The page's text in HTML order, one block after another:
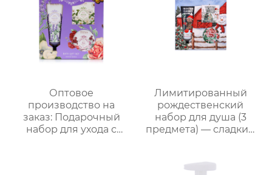
младенцев
Оптовое
производство на
заказ: Подарочный
набор для ухода с
Лимитированный
рождественский
набор для душа (3
предмета) — сладкий
подарок